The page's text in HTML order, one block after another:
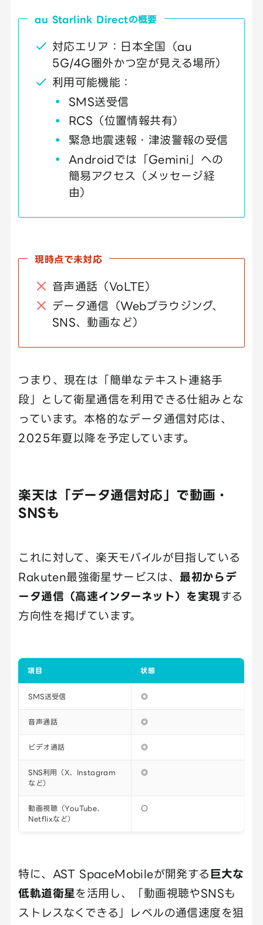
au Starlink Directの概要
対応エリア：日本全国（au
5G/4G圏外かつ空が見える場所）
利用可能機能：
SMS送受信
RCS（位置情報共有）
緊急地震速報・津波警報の受信
Androidでは「Gemini」への
簡易アクセス（メッセージ経
由）
現時点で未対応
音声通話（VoLTE）
データ通信（Webブラウジング、
SNS、動画など）
つまり、現在は「簡単なテキスト連絡手
段」として衛星通信を利用できる仕組みとな
っています。本格的なデータ通信対応は、
2025年夏以降を予定しています。
楽天は「データ通信対応」で動画・
SNSも
これに対して、楽天モバイルが目指している
Rakuten最強衛星サービスは、 最初からデ
ータ通信（高速インターネット）を実現する
方向性を掲げています。
項目 状態
SMS送受信 ◎
音声通話 ◎
ビデオ通話 ◎
SNS利用（X、Instagram
など）
◎
動画視聴（YouTube、
Netflixなど）
○
特に、AST SpaceMobileが開発する 巨大な
低軌道衛星を活用し、「動画視聴やSNSも
ストレスなくできる」レベルの通信速度を狙